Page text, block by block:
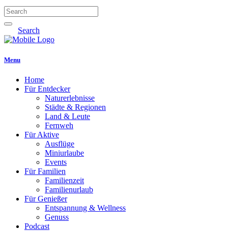
Search
Menu
Home
Für Entdecker
Naturerlebnisse
Städte & Regionen
Land & Leute
Fernweh
Für Aktive
Ausflüge
Miniurlaube
Events
Für Familien
Familienzeit
Familienurlaub
Für Genießer
Entspannung & Wellness
Genuss
Podcast